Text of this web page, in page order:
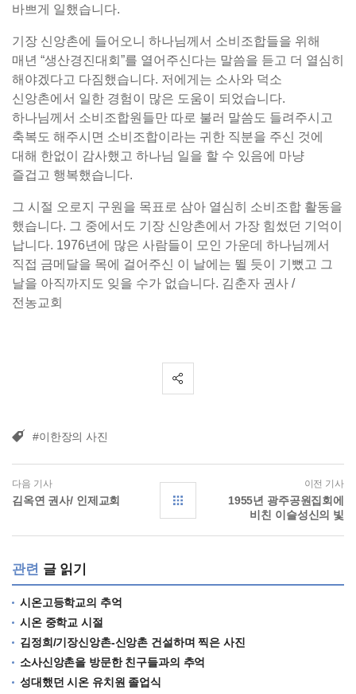
바쁘게 일했습니다.
기장 신앙촌에 들어오니 하나님께서 소비조합들을 위해
매년 “생산경진대회”를 열어주신다는 말씀을 듣고 더 열심히
해야겠다고 다짐했습니다. 저에게는 소사와 덕소
신앙촌에서 일한 경험이 많은 도움이 되었습니다.
하나님께서 소비조합원들만 따로 불러 말씀도 들려주시고
축복도 해주시면 소비조합이라는 귀한 직분을 주신 것에
대해 한없이 감사했고 하나님 일을 할 수 있음에 마냥
즐겁고 행복했습니다.
그 시절 오로지 구원을 목표로 삼아 열심히 소비조합 활동을
했습니다. 그 중에서도 기장 신앙촌에서 가장 힘썼던 기억이
납니다. 1976년에 많은 사람들이 모인 가운데 하나님께서
직접 금메달을 목에 걸어주신 이 날에는 뛸 듯이 기뻤고 그
날을 아직까지도 잊을 수가 없습니다. 김춘자 권사 /
전농교회
#이한장의 사진
다음 기사
김옥연 권사/ 인제교회
이전 기사
1955년 광주공원집회에
비친 이슬성신의 빛
관련 글 읽기
시온고등학교의 추억
시온 중학교 시절
김정희/기장신앙촌-신앙촌 건설하며 찍은 사진
소사신앙촌을 방문한 친구들과의 추억
성대했던 시온 유치원 졸업식